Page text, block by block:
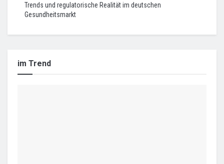
Trends und regulatorische Realität im deutschen
Gesundheitsmarkt
im Trend